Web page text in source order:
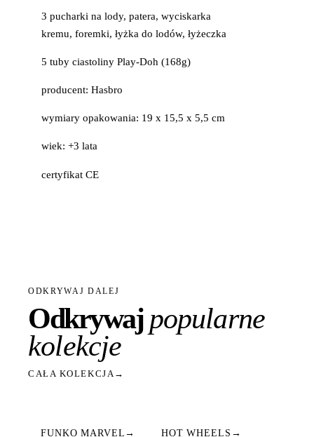
3 pucharki na lody, patera, wyciskarka
kremu, foremki, łyżka do lodów, łyżeczka
5 tuby ciastoliny Play-Doh (168g)
producent: Hasbro
wymiary opakowania: 19 x 15,5 x 5,5 cm
wiek: +3 lata
certyfikat CE
ODKRYWAJ DALEJ
Odkrywajpopularne
kolekcje
CAŁA KOLEKCJA →
FUNKO MARVEL → HOT WHEELS →